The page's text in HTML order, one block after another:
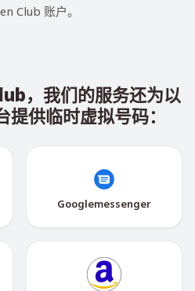
Club 账户。
，我们的服务还为以
供临时虚拟号码：
Googlemessenger